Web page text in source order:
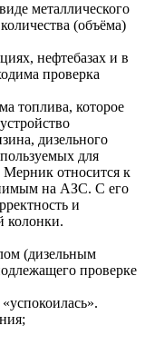
металлического
(объёма)
нефтебазах и в
проверка
топлива, которое
дизельного
для
Мерник относится к
на АЗС. С его
и
колонки.
(дизельным
проверке